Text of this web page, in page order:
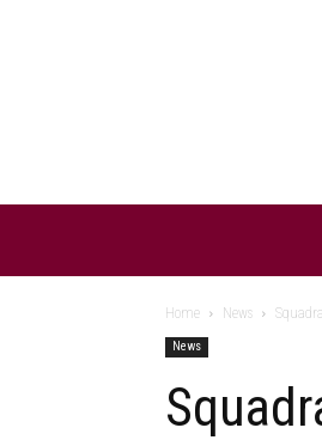
Home News
News